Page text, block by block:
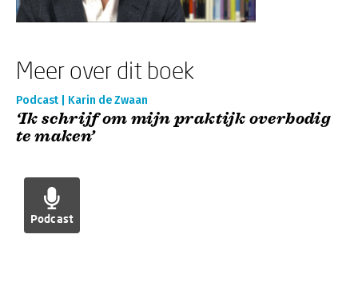
Meer over dit boek
Podcast | Karin de Zwaan
‘Ik schrijf om mijn praktijk overbodig
te maken’
Podcast